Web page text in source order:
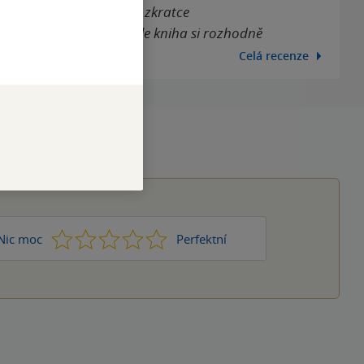
Tak by se dala ve zkratce
vyžaduje, ale tahle kniha si rozhodně
Celá recenze
moc 1 2 3 4 Perfektní
5